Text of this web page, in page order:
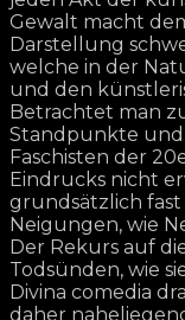
Gewalt macht
Darstellung
welche in der
und den
Betrachtet man
Standpunkte
Faschisten der
Eindrucks nicht
grundsätzlich
Neigungen, wie
Der Rekurs auf
Todsünden, wie
Divina comedia
daher